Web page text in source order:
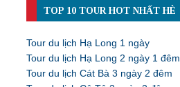
TOP 10 TOUR HOT NHẤT HÈ
Tour du lịch Hạ Long 1 ngày
Tour du lịch Hạ Long 2 ngày 1 đêm
Tour du lịch Cát Bà 3 ngày 2 đêm